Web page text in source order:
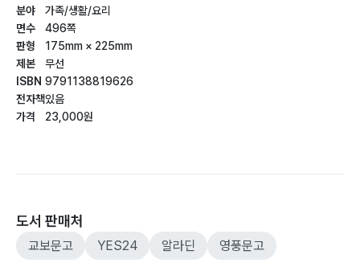
분야
면수
판형
제본
ISBN
전자책
가격
가족/생활/요리
496쪽
175mm × 225mm
무선
9791138819626
있음
23,000원
도서 판매처
교보문고 YES24 알라딘 영풍문고